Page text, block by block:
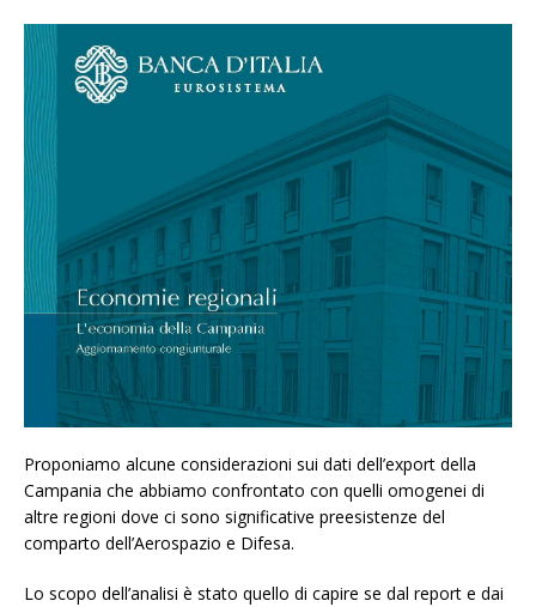
Proponiamo alcune considerazioni sui dati dell’export della
Campania che abbiamo confrontato con quelli omogenei di
altre regioni dove ci sono significative preesistenze del
comparto dell’Aerospazio e Difesa.
Lo scopo dell’analisi è stato quello di capire se dal report e dai